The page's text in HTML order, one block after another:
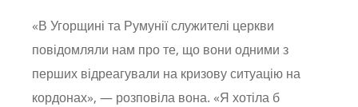
«В Угорщині та Румунії служителі церкви
повідомляли нам про те, що вони одними з
перших відреагували на кризову ситуацію на
кордонах», — розповіла вона. «Я хотіла б